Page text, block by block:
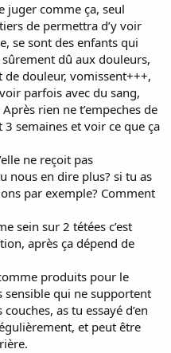
juger comme ça, seul
de permettra d’y voir
se sont des enfants qui
dû aux douleurs,
douleur, vomissent+++,
parfois avec du sang,
rien ne t’empeches de
semaines et voir ce que ça
ne reçoit pas
nous en dire plus? si tu as
par exemple? Comment
sein sur 2 tétées c’est
après ça dépend de
produits pour le
sensible qui ne supportent
as tu essayé d’en
et peut être